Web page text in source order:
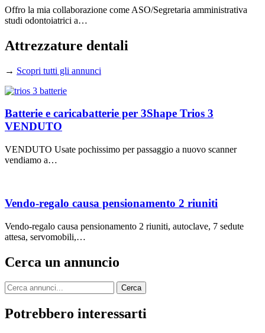
Offro la mia collaborazione come ASO/Segretaria amministrativa
studi odontoiatrici a…
Attrezzature dentali
→ Scopri tutti gli annunci
Batterie e caricabatterie per 3Shape Trios 3
VENDUTO
VENDUTO Usate pochissimo per passaggio a nuovo scanner
vendiamo a…
Vendo-regalo causa pensionamento 2 riuniti
Vendo-regalo causa pensionamento 2 riuniti, autoclave, 7 sedute
attesa, servomobili,…
Cerca un annuncio
Cerca
Potrebbero interessarti